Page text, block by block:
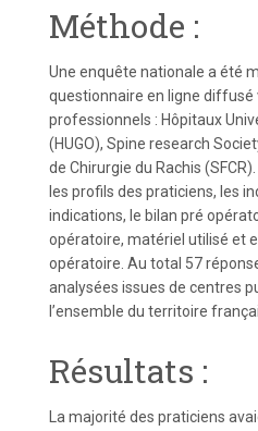
Méthode :
Une enquête nationale a été
questionnaire en ligne diffusé
professionnels : Hôpitaux
(HUGO), Spine research
de Chirurgie du Rachis
les profils des praticiens, les
indications, le bilan pré
opératoire, matériel utilisé et
opératoire. Au total 57
analysées issues de centres
l’ensemble du territoire
Résultats :
La majorité des praticiens